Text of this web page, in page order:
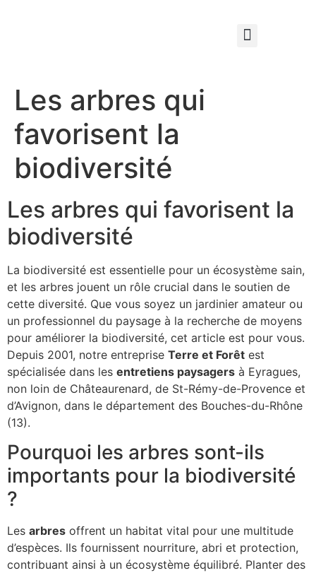
Les arbres qui
favorisent la
biodiversité
Les arbres qui favorisent la
biodiversité
La biodiversité est essentielle pour un écosystème sain,
et les arbres jouent un rôle crucial dans le soutien de
cette diversité. Que vous soyez un jardinier amateur ou
un professionnel du paysage à la recherche de moyens
pour améliorer la biodiversité, cet article est pour vous.
Depuis 2001, notre entreprise Terre et Forêt est
spécialisée dans les entretiens paysagers à Eyragues,
non loin de Châteaurenard, de St-Rémy-de-Provence et
d’Avignon, dans le département des Bouches-du-Rhône
(13).
Pourquoi les arbres sont-ils
importants pour la biodiversité
?
Les arbres offrent un habitat vital pour une multitude
d’espèces. Ils fournissent nourriture, abri et protection,
contribuant ainsi à un écosystème équilibré. Planter des